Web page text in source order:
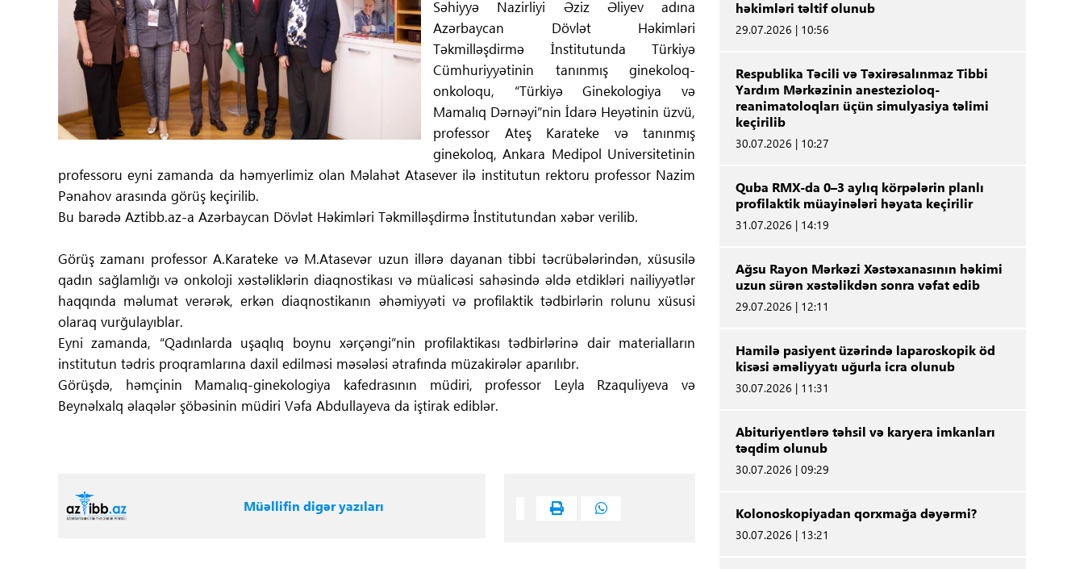
Səhiyyə Nazirliyi Əziz Əliyev adına
Azərbaycan Dövlət Həkimləri
Təkmilləşdirmə İnstitutunda Türkiyə
Cümhuriyyətinin tanınmış ginekoloq-
onkoloqu, “Türkiyə Ginekologiya və
Mamalıq Dərnəyi”nin İdarə Heyətinin üzvü,
professor Ateş Karateke və tanınmış
ginekoloq, Ankara Medipol Universitetinin
professoru eyni zamanda da həmyerlimiz olan Məlahət Atasever ilə institutun rektoru professor Nazim
Pənahov arasında görüş keçirilib.
Bu barədə Aztibb.az-a Azərbaycan Dövlət Həkimləri Təkmilləşdirmə İnstitutundan xəbər verilib.
Görüş zamanı professor A.Karateke və M.Atasevər uzun illərə dayanan tibbi təcrübələrindən, xüsusilə
qadın sağlamlığı və onkoloji xəstəliklərin diaqnostikası və müalicəsi sahəsində əldə etdikləri nailiyyətlər
haqqında məlumat verərək, erkən diaqnostikanın əhəmiyyəti və profilaktik tədbirlərin rolunu xüsusi
olaraq vurğulayıblar.
Eyni zamanda, “Qadınlarda uşaqlıq boynu xərçəngi”nin profilaktikası tədbirlərinə dair materialların
institutun tədris proqramlarına daxil edilməsi məsələsi ətrafında müzakirələr aparılıbr.
Görüşdə, həmçinin Mamalıq-ginekologiya kafedrasının müdiri, professor Leyla Rzaquliyeva və
Beynəlxalq əlaqələr şöbəsinin müdiri Vəfa Abdullayeva da iştirak ediblər.
Müəllifin digər yazıları
həkimləri təltif olunub
29.07.2026 | 10:56
Respublika Təcili və Təxirəsalınmaz Tibbi
Yardım Mərkəzinin anestezioloq-
reanimatoloqları üçün simulyasiya təlimi
keçirilib
30.07.2026 | 10:27
Quba RMX-da 0–3 aylıq körpələrin planlı
profilaktik müayinələri həyata keçirilir
31.07.2026 | 14:19
Ağsu Rayon Mərkəzi Xəstəxanasının həkimi
uzun sürən xəstəlikdən sonra vəfat edib
29.07.2026 | 12:11
Hamilə pasiyent üzərində laparoskopik öd
kisəsi əməliyyatı uğurla icra olunub
30.07.2026 | 11:31
Abituriyentlərə təhsil və karyera imkanları
təqdim olunub
30.07.2026 | 09:29
Kolonoskopiyadan qorxmağa dəyərmi?
30.07.2026 | 13:21
Tibbi maarifləndirmə
COVID-19